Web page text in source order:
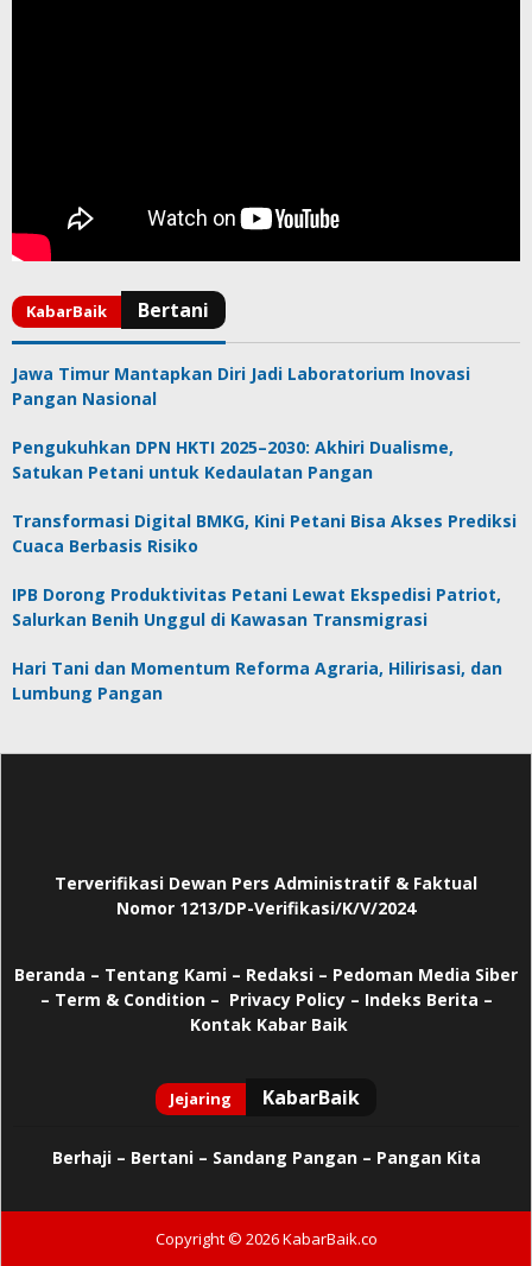
Jawa Timur Mantapkan Diri Jadi Laboratorium Inovasi
Pangan Nasional
Pengukuhkan DPN HKTI 2025–2030: Akhiri Dualisme,
Satukan Petani untuk Kedaulatan Pangan
Transformasi Digital BMKG, Kini Petani Bisa Akses Prediksi
Cuaca Berbasis Risiko
IPB Dorong Produktivitas Petani Lewat Ekspedisi Patriot,
Salurkan Benih Unggul di Kawasan Transmigrasi
Hari Tani dan Momentum Reforma Agraria, Hilirisasi, dan
Lumbung Pangan
Terverifikasi Dewan Pers Administratif & Faktual
Nomor 1213/DP-Verifikasi/K/V/2024
Beranda – Tentang Kami – Redaksi – Pedoman Media Siber
– Term & Condition – Privacy Policy– Indeks Berita –
Kontak Kabar Baik
Berhaji– Bertani – Sandang Pangan – Pangan Kita